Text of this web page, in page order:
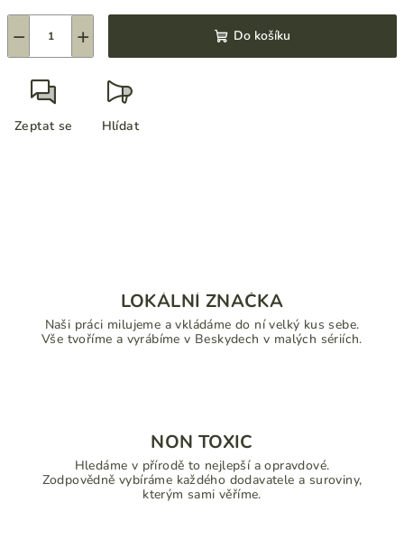
+
− Do košíku
Zeptat se Hlídat
LOKÁLNÍ ZNAČKA
Naši práci milujeme a vkládáme do ní velký kus sebe.
Vše tvoříme a vyrábíme v Beskydech v malých sériích.
NON TOXIC
Hledáme v přírodě to nejlepší a opravdové.
Zodpovědně vybíráme každého dodavatele a suroviny,
kterým sami věříme.